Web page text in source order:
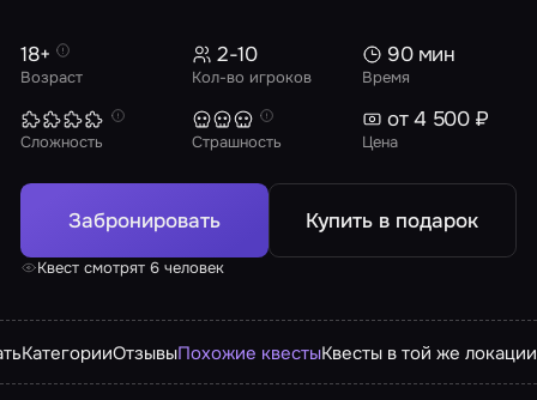
Возраст
18+
Кол-во игроков
2-10
Время
90 мин
Сложность Страшность Цена
от 4 500 ₽
Забронировать Купить в подарок
Квест смотрят 6 человек
КатегорииОтзывыПохожие квестыКвесты в той же локации